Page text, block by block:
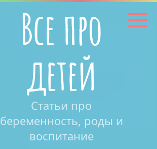
Все про
детей
Статьи про
беременность, роды и
воспитание